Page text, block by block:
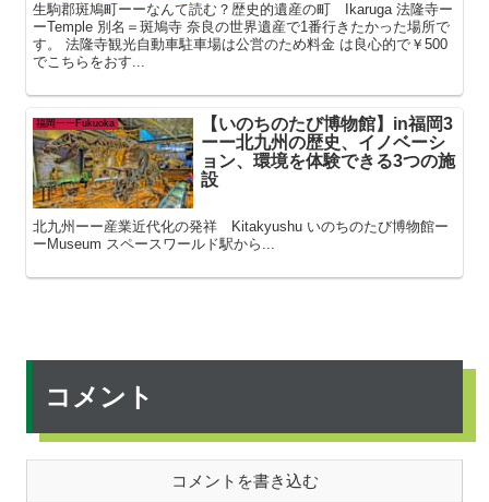
生駒郡斑鳩町ーーなんて読む？歴史的遺産の町 Ikaruga 法隆寺ー
ーTemple 別名＝斑鳩寺 奈良の世界遺産で1番行きたかった場所で
す。 法隆寺観光自動車駐車場は公営のため料金 は良心的で￥500
でこちらをおす...
福岡ーーFukuoka
【いのちのたび博物館】in福岡3
ーー北九州の歴史、イノベーシ
ョン、環境を体験できる3つの施
設
北九州ーー産業近代化の発祥 Kitakyushu いのちのたび博物館ー
ーMuseum スペースワールド駅から...
コメント
コメントを書き込む